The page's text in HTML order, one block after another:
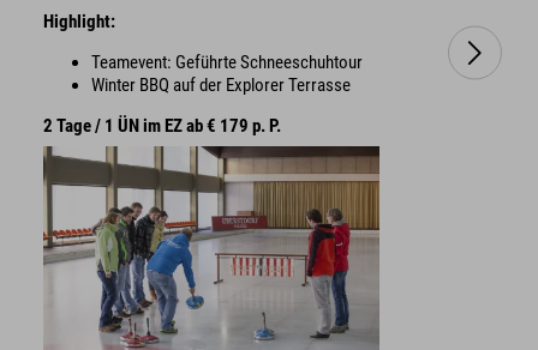
Highlight:
Teamevent: Geführte Schneeschuhtour
Winter BBQ auf der Explorer Terrasse
2 Tage / 1 ÜN im EZ ab € 179 p. P.